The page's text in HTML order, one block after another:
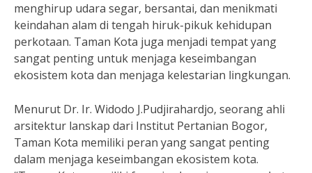
menghirup udara segar, bersantai, dan menikmati
keindahan alam di tengah hiruk-pikuk kehidupan
perkotaan. Taman Kota juga menjadi tempat yang
sangat penting untuk menjaga keseimbangan
ekosistem kota dan menjaga kelestarian lingkungan.
Menurut Dr. Ir. Widodo J.Pudjirahardjo, seorang ahli
arsitektur lanskap dari Institut Pertanian Bogor,
Taman Kota memiliki peran yang sangat penting
dalam menjaga keseimbangan ekosistem kota.